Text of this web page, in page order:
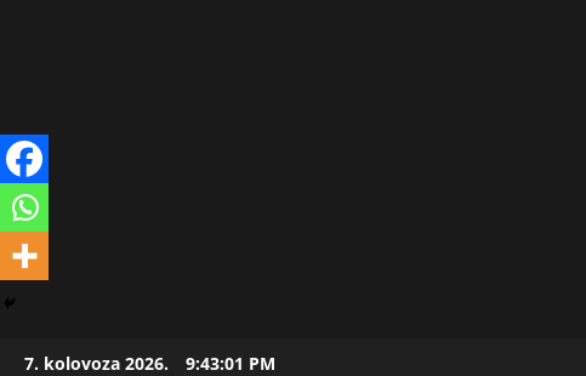
Skip7. kolovoza 2026. 9:43:02 PM